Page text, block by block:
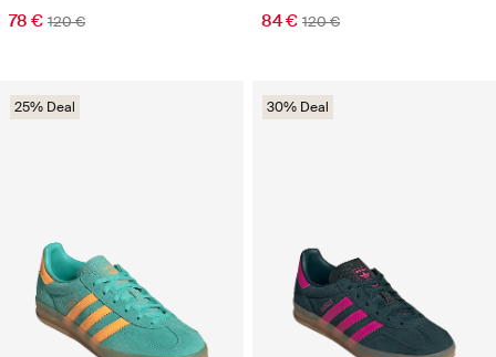
78 € 120 € 84 € 120 €
25% Deal 30% Deal